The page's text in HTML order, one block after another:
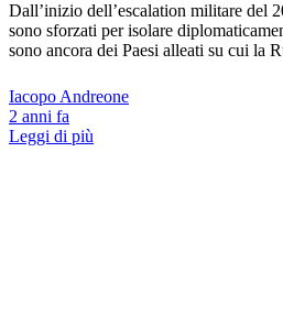
Dall’inizio dell’escalation militare del
sono sforzati per isolare
sono ancora dei Paesi alleati su cui la
Iacopo Andreone
2 anni fa
Leggi di più